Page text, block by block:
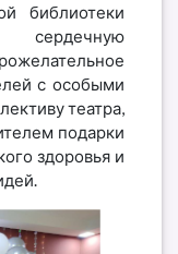
библиотеки
с особыми
театра,
подарки
здоровья и